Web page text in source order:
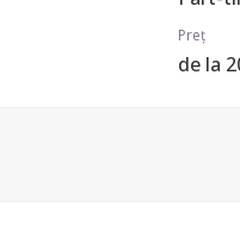
Preț
de la